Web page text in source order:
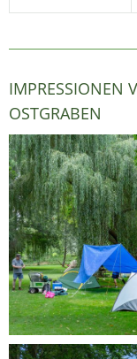
IMPRESSIONEN
OSTGRABEN